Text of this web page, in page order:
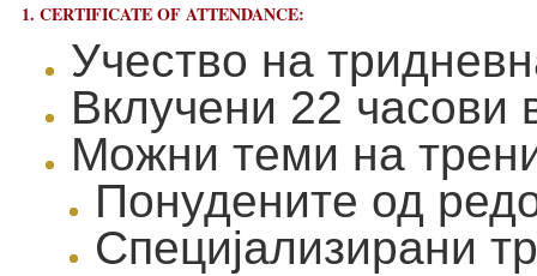
1. CERTIFICATE OF ATTENDANCE:
Учество на
Вклучени 22 часови
Можни теми на
Понудените од
Специјализирани